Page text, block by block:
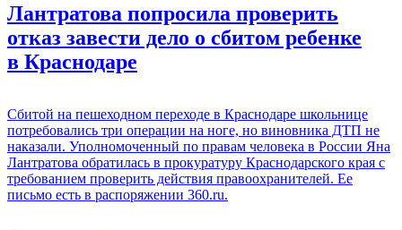
Лантратова попросила проверить
отказ завести дело о сбитом ребенке
в Краснодаре
Сбитой на пешеходном переходе в Краснодаре школьнице
потребовались три операции на ноге, но виновника ДТП не
наказали. Уполномоченный по правам человека в России Яна
Лантратова обратилась в прокуратуру Краснодарского края с
требованием проверить действия правоохранителей. Ее
письмо есть в распоряжении 360.ru.